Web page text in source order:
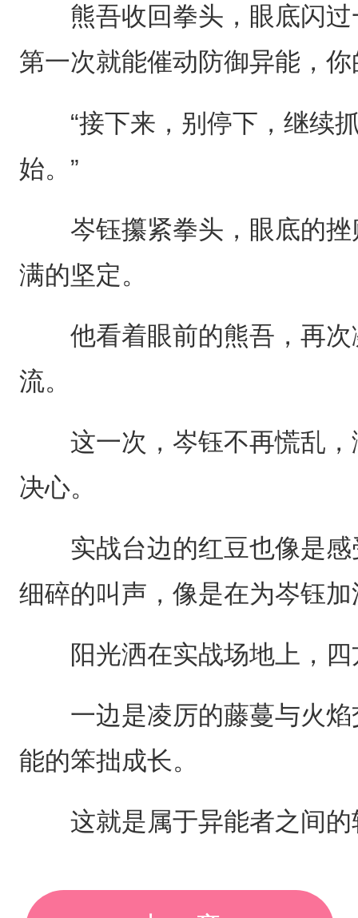
熊吾收回拳头，眼底闪过
第一次就能催动防御异能，你
“接下来，别停下，继续抓
始。”
岑钰攥紧拳头，眼底的挫
满的坚定。
他看着眼前的熊吾，再次
流。
这一次，岑钰不再慌乱，
决心。
实战台边的红豆也像是感
细碎的叫声，像是在为岑钰
阳光洒在实战场地上，四
一边是凌厉的藤蔓与火焰
能的笨拙成长。
这就是属于异能者之间的